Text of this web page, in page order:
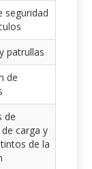
seguridad
patrullas
de
de
carga y
de la